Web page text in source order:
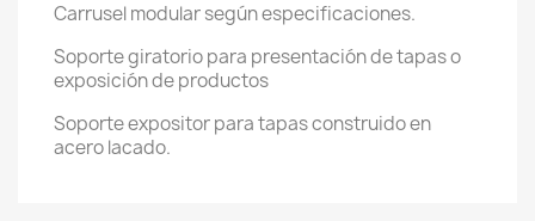
Carrusel modular según especificaciones.
Soporte giratorio para presentación de tapas o
exposición de productos
Soporte expositor para tapas construido en
acero lacado.